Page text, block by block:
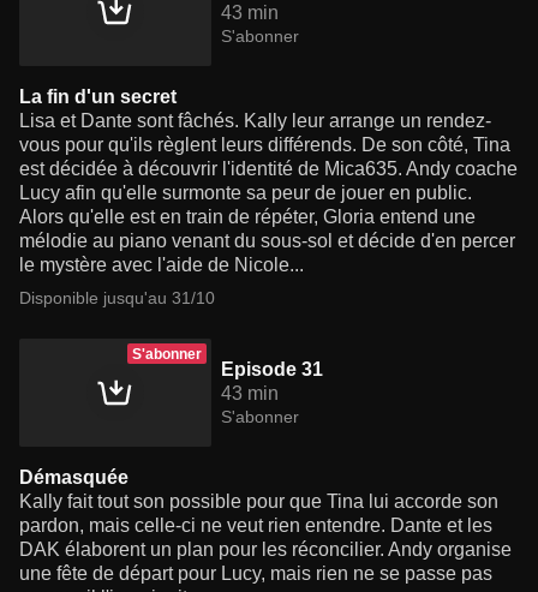
43 min
S'abonner
La fin d'un secret
Lisa et Dante sont fâchés. Kally leur arrange un rendez-
vous pour qu'ils règlent leurs différends. De son côté, Tina
est décidée à découvrir l'identité de Mica635. Andy coache
Lucy afin qu'elle surmonte sa peur de jouer en public.
Alors qu'elle est en train de répéter, Gloria entend une
mélodie au piano venant du sous-sol et décide d'en percer
le mystère avec l'aide de Nicole...
Disponible jusqu'au 31/10
S'abonner
Episode 31
43 min
S'abonner
Démasquée
Kally fait tout son possible pour que Tina lui accorde son
pardon, mais celle-ci ne veut rien entendre. Dante et les
DAK élaborent un plan pour les réconcilier. Andy organise
une fête de départ pour Lucy, mais rien ne se passe pas